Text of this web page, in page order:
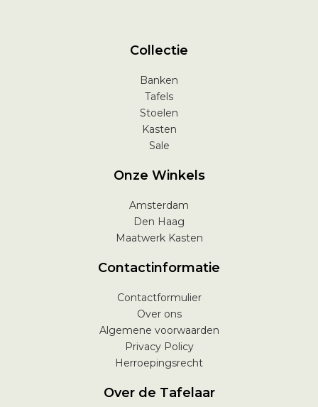
Collectie
Banken
Tafels
Stoelen
Kasten
Sale
Onze Winkels
Amsterdam
Den Haag
Maatwerk Kasten
Contactinformatie
Contactformulier
Over ons
Algemene voorwaarden
Privacy Policy
Herroepingsrecht
Over de Tafelaar